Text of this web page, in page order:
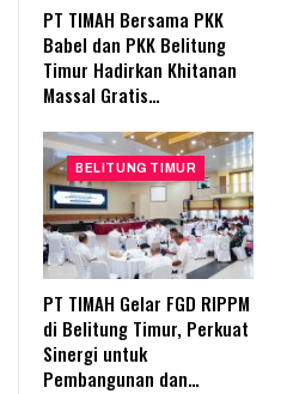
PT TIMAH Bersama PKK
Babel dan PKK Belitung
Timur Hadirkan Khitanan
Massal Gratis…
BELITUNG TIMUR
PT TIMAH Gelar FGD RIPPM
di Belitung Timur, Perkuat
Sinergi untuk
Pembangunan dan…